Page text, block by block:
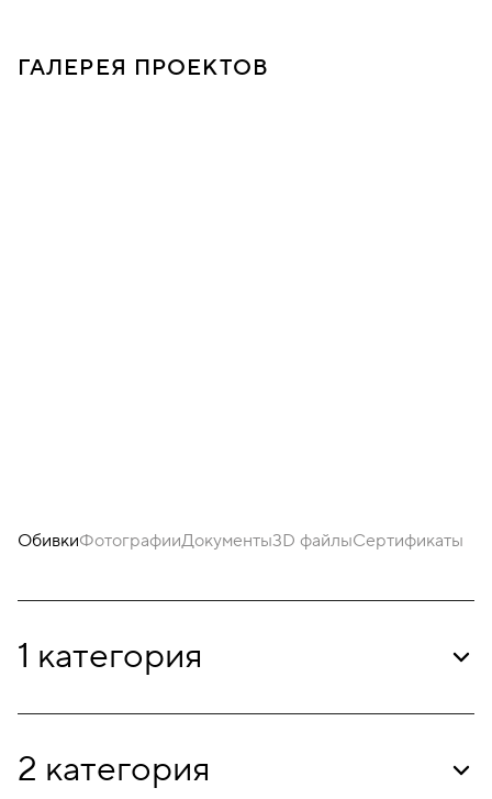
ГАЛЕРЕЯ ПРОЕКТОВ
ОбивкиФотографииДокументы3D файлыСертификаты
1 категория
2 категория